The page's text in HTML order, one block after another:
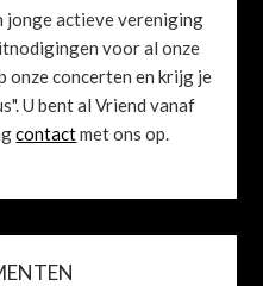
jonge actieve vereniging
voor al onze
onze concerten en krijg je
U bent al Vriend vanaf
contactmet ons op.